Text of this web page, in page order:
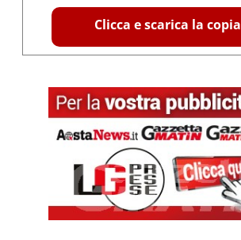
Clicca e scarica la copia